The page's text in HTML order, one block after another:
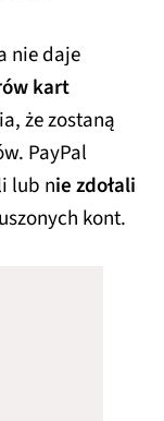
nie daje
kart
że zostaną
PayPal
lub nie zdołali
kont.